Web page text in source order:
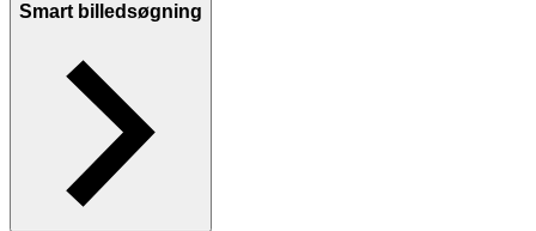
Smart billedsøgning